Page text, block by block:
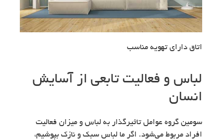
اتاق دارای تهویه مناسب
لباس و فعالیت تابعی از آسایش
انسان
سومین گروه عوامل تاثیرگذار به لباس و میزان فعالیت
افراد مربوط می‌شود. اگر ما لباس سبک و نازک بپوشیم،